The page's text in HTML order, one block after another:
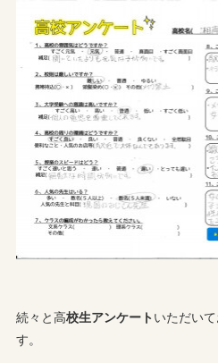
続々と高校生アンケートいただい
す。